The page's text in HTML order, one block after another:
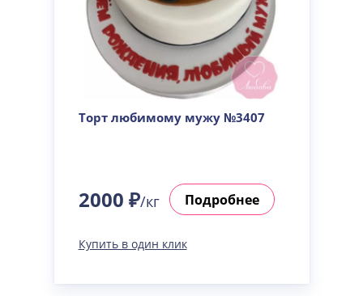
Торт любимому мужу №3407
2000 ₽/кг Подробнее
Купить в один клик